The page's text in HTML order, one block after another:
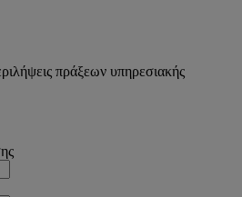
πράξεων υπηρεσιακής